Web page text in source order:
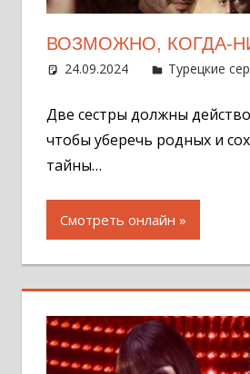
ВОЗМОЖНО, КОГДА-
24.09.2024 Турецкие
Две сестры должны
чтобы уберечь родных и
тайны…
Смотреть онлайн